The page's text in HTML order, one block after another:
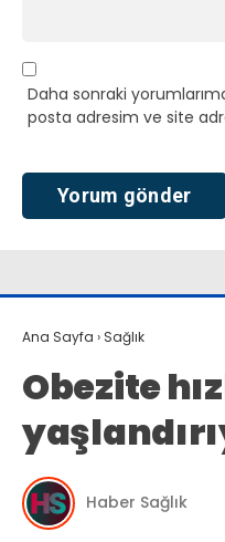
Daha sonraki
posta adresim ve site
Ana Sayfa › Sağlık
Obezite
Haber Sağlık